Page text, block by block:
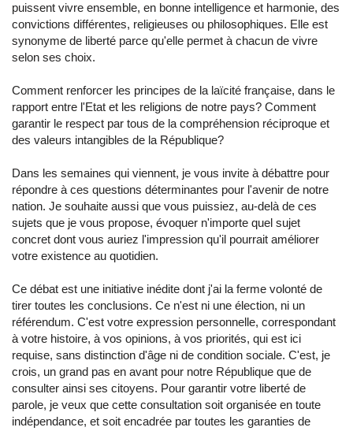
puissent vivre ensemble, en bonne intelligence et harmonie, des
convictions différentes, religieuses ou philosophiques. Elle est
synonyme de liberté parce qu'elle permet à chacun de vivre
selon ses choix.
Comment renforcer les principes de la laïcité française, dans le
rapport entre l'Etat et les religions de notre pays? Comment
garantir le respect par tous de la compréhension réciproque et
des valeurs intangibles de la République?
Dans les semaines qui viennent, je vous invite à débattre pour
répondre à ces questions déterminantes pour l'avenir de notre
nation. Je souhaite aussi que vous puissiez, au-delà de ces
sujets que je vous propose, évoquer n'importe quel sujet
concret dont vous auriez l'impression qu'il pourrait améliorer
votre existence au quotidien.
Ce débat est une initiative inédite dont j'ai la ferme volonté de
tirer toutes les conclusions. Ce n'est ni une élection, ni un
référendum. C'est votre expression personnelle, correspondant
à votre histoire, à vos opinions, à vos priorités, qui est ici
requise, sans distinction d'âge ni de condition sociale. C'est, je
crois, un grand pas en avant pour notre République que de
consulter ainsi ses citoyens. Pour garantir votre liberté de
parole, je veux que cette consultation soit organisée en toute
indépendance, et soit encadrée par toutes les garanties de